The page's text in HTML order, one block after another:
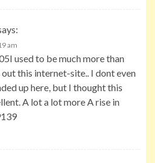
am
used to be much more than
this internet-site.. I dont even
up here, but I thought this
A lot a lot more A rise in